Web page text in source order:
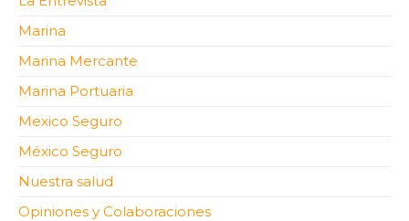
Marina
Marina Mercante
Marina Portuaria
Mexico Seguro
México Seguro
Nuestra salud
Opiniones y Colaboraciones